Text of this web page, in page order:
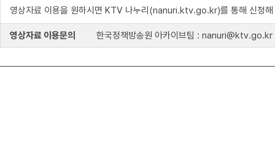
영상자료 이용을 원하시면 KTV 나누리(nanuri.ktv.go.kr)를 통해 신청해
영상자료 이용문의 한국정책방송원 아카이브팀 : nanuri@ktv.go.kr